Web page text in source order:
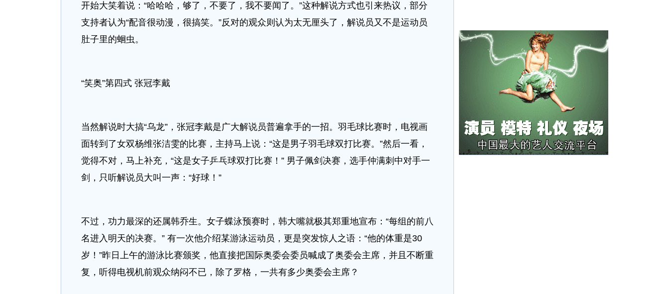
开始大笑着说：“哈哈哈，够了，不要了，我不要闻了。”这种解说方式也引来热议，部分
支持者认为“配音很动漫，很搞笑。”反对的观众则认为太无厘头了，解说员又不是运动员
肚子里的蛔虫。
“笑奥”第四式 张冠李戴
当然解说时大搞“乌龙”，张冠李戴是广大解说员普遍拿手的一招。羽毛球比赛时，电视画
面转到了女双杨维张洁雯的比赛，主持马上说：“这是男子羽毛球双打比赛。”然后一看，
觉得不对，马上补充，“这是女子乒乓球双打比赛！” 男子佩剑决赛，选手仲满刺中对手一
剑，只听解说员大叫一声：“好球！”
不过，功力最深的还属韩乔生。女子蝶泳预赛时，韩大嘴就极其郑重地宣布：“每组的前八
名进入明天的决赛。” 有一次他介绍某游泳运动员，更是突发惊人之语：“他的体重是30
岁！”昨日上午的游泳比赛颁奖，他直接把国际奥委会委员喊成了奥委会主席，并且不断重
复，听得电视机前观众纳闷不已，除了罗格，一共有多少奥委会主席？